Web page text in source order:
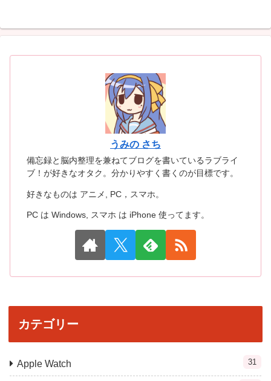
うみの さち
備忘録と脳内整理を兼ねてブログを書いているラブライ
ブ！が好きなオタク。分かりやすく書くのが目標です。
好きなものは アニメ, PC，スマホ。
PC は Windows, スマホ は iPhone 使ってます。
カテゴリー
Apple Watch 31